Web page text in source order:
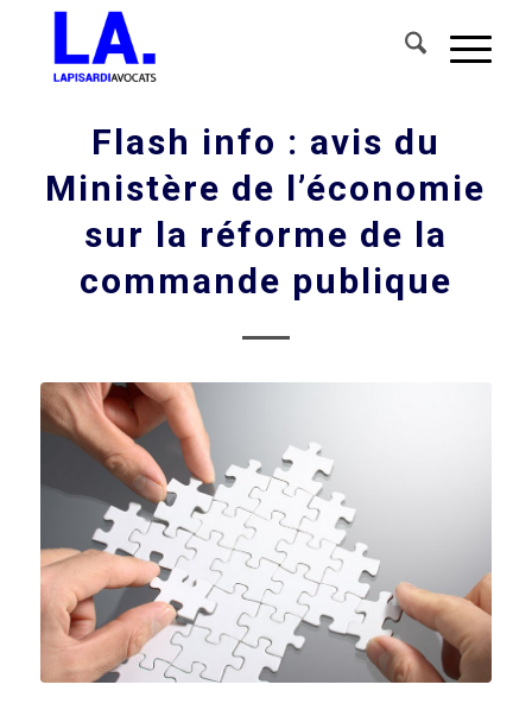
Flash info : avis du
Ministère de l’économie
sur la réforme de la
commande publique